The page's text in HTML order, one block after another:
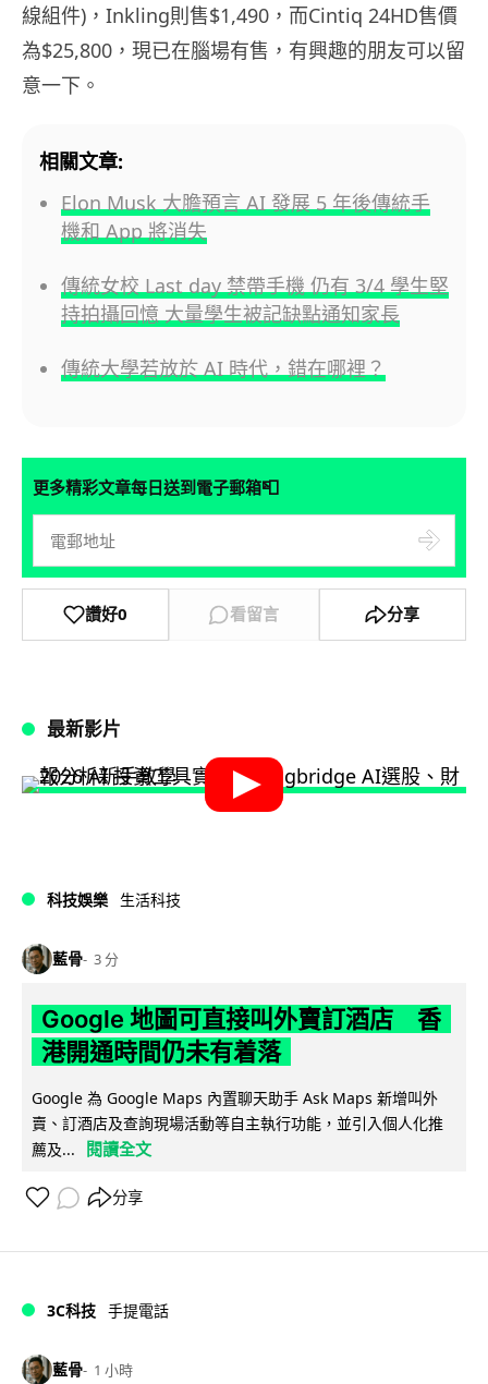
線組件)，Inkling則售$1,490，而Cintiq 24HD售價
為$25,800，現已在腦場有售，有興趣的朋友可以留
意一下。
相關文章:
Elon Musk 大膽預言 AI 發展 5 年後傳統手
機和 App 將消失
傳統女校 Last day 禁帶手機 仍有 3/4 學生堅
持拍攝回憶 大量學生被記缺點通知家長
傳統大學若放於 AI 時代，錯在哪裡？
更多精彩文章每日送到電子郵箱📮
讚好0 看留言 分享
最新影片
科技娛樂 生活科技
藍骨 3 分
Google 地圖可直接叫外賣訂酒店 香
港開通時間仍未有着落
Google 為 Google Maps 內置聊天助手 Ask Maps 新增叫外
賣、訂酒店及查詢現場活動等自主執行功能，並引入個人化推
薦及...
閱讀全文
分享
3C科技 手提電話
藍骨 1 小時